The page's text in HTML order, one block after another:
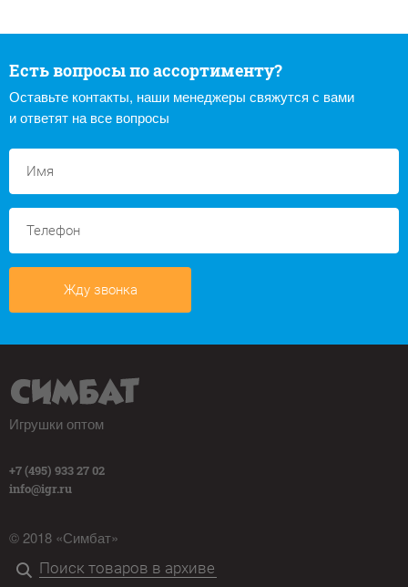
Есть вопросы по ассортименту?
Оставьте контакты, наши менеджеры свяжутся с вами
и ответят на все вопросы
Жду звонка
Игрушки оптом
+7 (495) 933 27 02
info@igr.ru
© 2018 «Симбат»